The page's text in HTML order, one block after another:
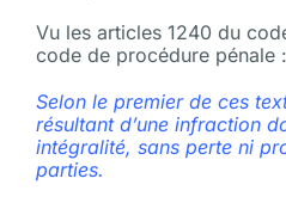
Vu les articles 1240 du
code de procédure pénale :
Selon le premier de ces
résultant d’une infraction
intégralité, sans perte ni
parties.